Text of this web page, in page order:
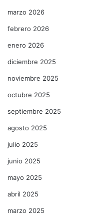
marzo 2026
febrero 2026
enero 2026
diciembre 2025
noviembre 2025
octubre 2025
septiembre 2025
agosto 2025
julio 2025
junio 2025
mayo 2025
abril 2025
marzo 2025